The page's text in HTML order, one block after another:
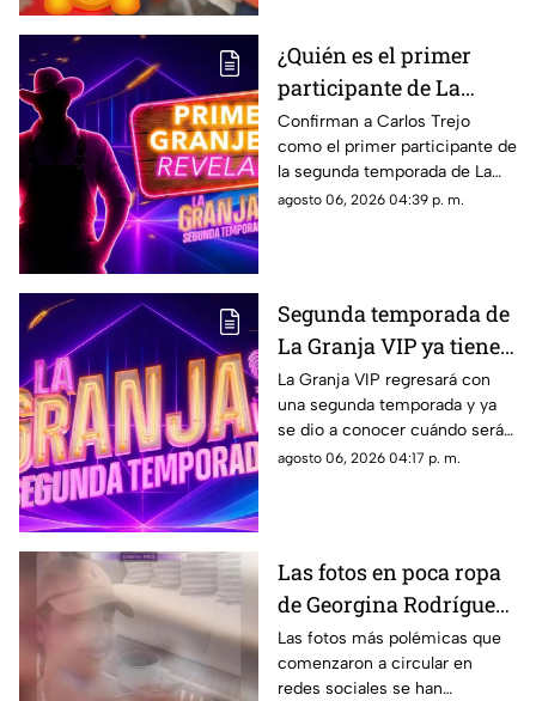
¿Quién es el primer
participante de La
Granja VIP 2?
Confirman a Carlos Trejo
como el primer participante de
la segunda temporada de La
Granja VIP y su participación
agosto 06, 2026 04:39 p. m.
Segunda temporada de
La Granja VIP ya tiene
fecha de estreno y esto
es lo que debes de saber
La Granja VIP regresará con
una segunda temporada y ya
se dio a conocer cuándo será
el esperado estreno del reality
agosto 06, 2026 04:17 p. m.
Las fotos en poca ropa
de Georgina Rodríguez
de las que TODOS están
hablando
Las fotos más polémicas que
comenzaron a circular en
redes sociales se han